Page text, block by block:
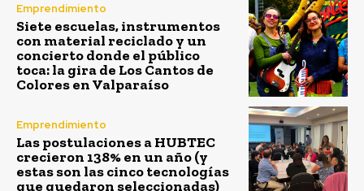
Emprendimiento
Siete escuelas, instrumentos
con material reciclado y un
concierto donde el público
toca: la gira de Los Cantos de
Colores en Valparaíso
Emprendimiento
Las postulaciones a HUBTEC
crecieron 138% en un año (y
estas son las cinco tecnologías
que quedaron seleccionadas)